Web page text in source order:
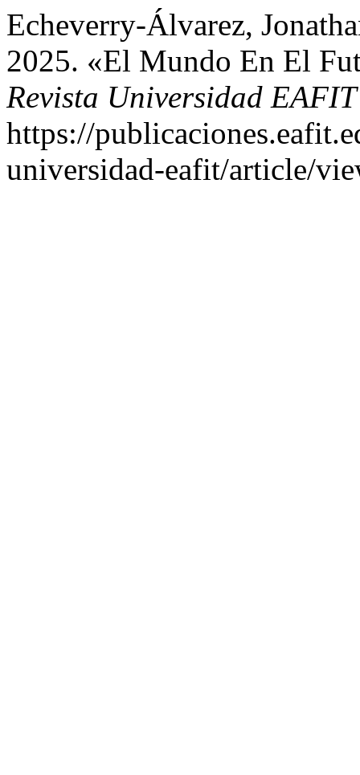
Echeverry-Álvarez,
2025. «El Mundo En El
Revista Universidad
https://
universidad-eafit/article/